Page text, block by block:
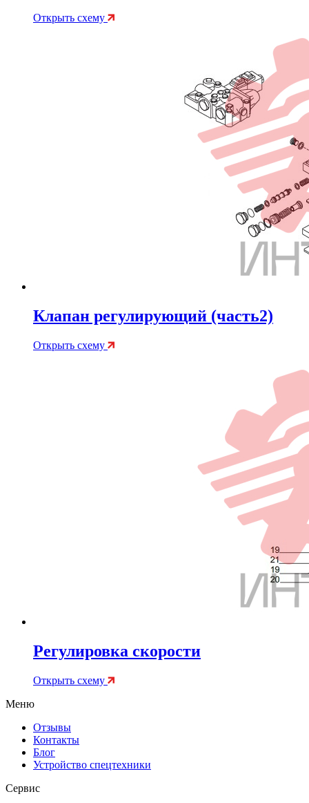
Открыть схему
Клапан регулирующий (часть2)
Открыть схему
Регулировка скорости
Открыть схему
Меню
Отзывы
Контакты
Блог
Устройство спецтехники
Сервис